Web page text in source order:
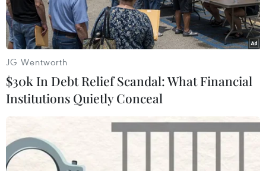
Cảnh sát Pháp. (Ảnh minh họa: AFP/TTXVN)
JG Wentworth
$30k In Debt Relief Scandal: What Financial
Institutions Quietly Conceal